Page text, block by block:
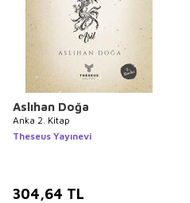
Aslıhan Doğa
Anka 2. Kitap
Theseus Yayınevi
304,64 TL